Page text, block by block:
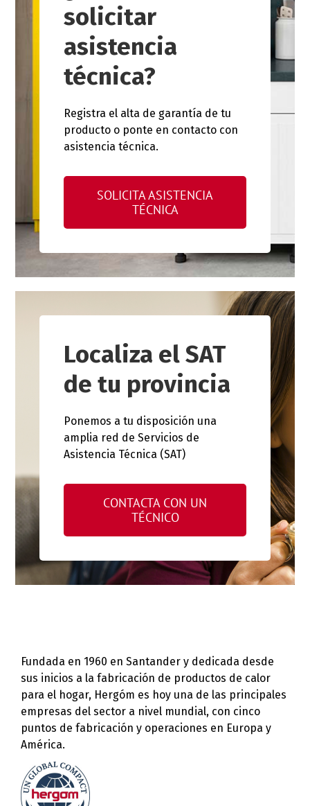
solicitar
asistencia
técnica?
Registra el alta de garantía de tu
producto o ponte en contacto con
asistencia técnica.
SOLICITA ASISTENCIA
TÉCNICA
Localiza el SAT
de tu provincia
Ponemos a tu disposición una
amplia red de Servicios de
Asistencia Técnica (SAT)
CONTACTA CON UN
TÉCNICO
Fundada en 1960 en Santander y dedicada desde
sus inicios a la fabricación de productos de calor
para el hogar, Hergóm es hoy una de las principales
empresas del sector a nivel mundial, con cinco
puntos de fabricación y operaciones en Europa y
América.